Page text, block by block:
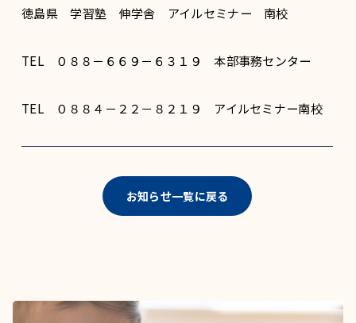
徳島県 学習塾 伸学舎 アイルセミナー 南校
TEL ０８８－６６９－６３１９ 本部事務センター
TEL ０８８４－２２－８２１９ アイルセミナー南校
お知らせ一覧に戻る